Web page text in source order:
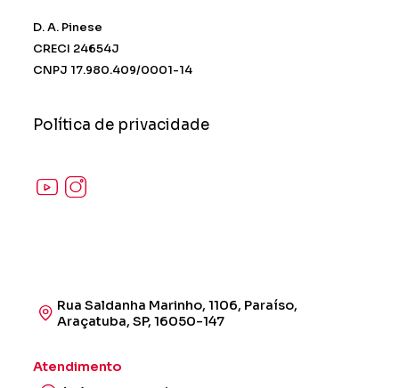
D. A. Pinese
CRECI 24654J
CNPJ 17.980.409/0001-14
Política de privacidade
Rua Saldanha Marinho, 1106, Paraíso,
Araçatuba, SP, 16050-147
Atendimento